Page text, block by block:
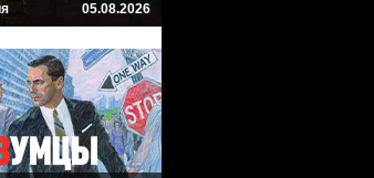
05.08.2026